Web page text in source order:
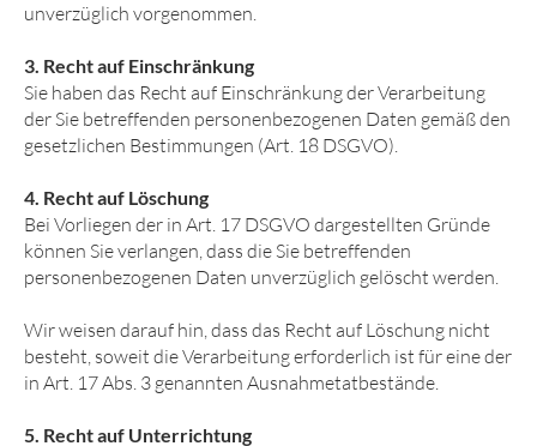
unverzüglich vorgenommen.
3. Recht auf Einschränkung
Sie haben das Recht auf Einschränkung der Verarbeitung
der Sie betreffenden personenbezogenen Daten gemäß den
gesetzlichen Bestimmungen (Art. 18 DSGVO).
4. Recht auf Löschung
Bei Vorliegen der in Art. 17 DSGVO dargestellten Gründe
können Sie verlangen, dass die Sie betreffenden
personenbezogenen Daten unverzüglich gelöscht werden.
Wir weisen darauf hin, dass das Recht auf Löschung nicht
besteht, soweit die Verarbeitung erforderlich ist für eine der
in Art. 17 Abs. 3 genannten Ausnahmetatbestände.
5. Recht auf Unterrichtung